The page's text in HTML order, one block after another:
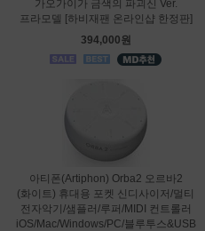
가오가이가 금색의 파괴신 Ver.
프라모델 [하비재팬 온라인샵 한정판]
394,000원
아티폰(Artiphon) Orba2 오르바2
(화이트) 휴대용 포켓 신디사이저/멀티
전자악기/샘플러/루퍼/MIDI 컨트롤러
iOS/Mac/Windows/PC/블루투스&USB